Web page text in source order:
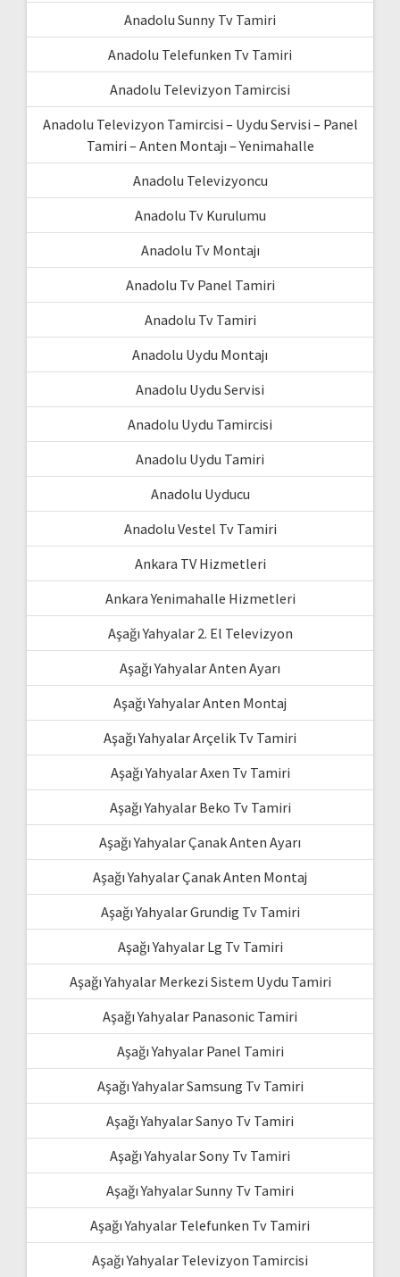
Anadolu Sunny Tv Tamiri
Anadolu Telefunken Tv Tamiri
Anadolu Televizyon Tamircisi
Anadolu Televizyon Tamircisi – Uydu Servisi – Panel
Tamiri – Anten Montajı – Yenimahalle
Anadolu Televizyoncu
Anadolu Tv Kurulumu
Anadolu Tv Montajı
Anadolu Tv Panel Tamiri
Anadolu Tv Tamiri
Anadolu Uydu Montajı
Anadolu Uydu Servisi
Anadolu Uydu Tamircisi
Anadolu Uydu Tamiri
Anadolu Uyducu
Anadolu Vestel Tv Tamiri
Ankara TV Hizmetleri
Ankara Yenimahalle Hizmetleri
Aşağı Yahyalar 2. El Televizyon
Aşağı Yahyalar Anten Ayarı
Aşağı Yahyalar Anten Montaj
Aşağı Yahyalar Arçelik Tv Tamiri
Aşağı Yahyalar Axen Tv Tamiri
Aşağı Yahyalar Beko Tv Tamiri
Aşağı Yahyalar Çanak Anten Ayarı
Aşağı Yahyalar Çanak Anten Montaj
Aşağı Yahyalar Grundig Tv Tamiri
Aşağı Yahyalar Lg Tv Tamiri
Aşağı Yahyalar Merkezi Sistem Uydu Tamiri
Aşağı Yahyalar Panasonic Tamiri
Aşağı Yahyalar Panel Tamiri
Aşağı Yahyalar Samsung Tv Tamiri
Aşağı Yahyalar Sanyo Tv Tamiri
Aşağı Yahyalar Sony Tv Tamiri
Aşağı Yahyalar Sunny Tv Tamiri
Aşağı Yahyalar Telefunken Tv Tamiri
Aşağı Yahyalar Televizyon Tamircisi